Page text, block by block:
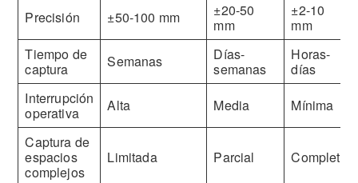
Precisión ±50-100 mm
±20-50
mm
±2-10
mm
Tiempo de
captura
Semanas
Días-
semanas
Horas-
días
Interrupción
operativa
Alta Media
Mínima
Captura de
espacios
complejos
Limitada Parcial Completa